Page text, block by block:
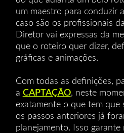
um maestro para conduzir
caso são os profissionais
Diretor vai expressas da
que o roteiro quer dizer,
gráficas e animações.
Com todas as definições,
a CAPTAÇÃO, neste
exatamente o que tem
os passos anteriores já
planejamento. Isso garante